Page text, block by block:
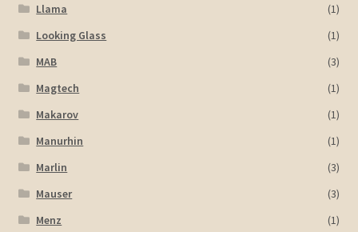
Llama
(1)
Looking Glass
(1)
MAB
(3)
Magtech
(1)
Makarov
(1)
Manurhin
(1)
Marlin
(3)
Mauser
(3)
Menz
(1)